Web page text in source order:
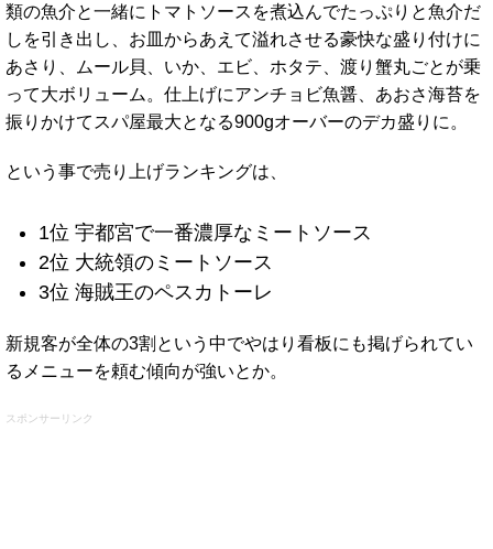
類の魚介と一緒にトマトソースを煮込んでたっぷりと魚介だ
しを引き出し、お皿からあえて溢れさせる豪快な盛り付けに
あさり、ムール貝、いか、エビ、ホタテ、渡り蟹丸ごとが乗
って大ボリューム。仕上げにアンチョビ魚醤、あおさ海苔を
振りかけてスパ屋最大となる900gオーバーのデカ盛りに。
という事で売り上げランキングは、
1位 宇都宮で一番濃厚なミートソース
2位 大統領のミートソース
3位 海賊王のペスカトーレ
新規客が全体の3割という中でやはり看板にも掲げられてい
るメニューを頼む傾向が強いとか。
スポンサーリンク